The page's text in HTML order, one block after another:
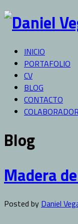
INICIO
PORTAFOLIO
CV
BLOG
CONTACTO
Blog
Madera
Posted by Daniel